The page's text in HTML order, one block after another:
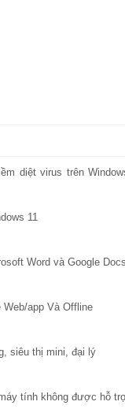
diệt virus trên
11
Word và Google
Web/app Và Offline
siêu thị mini, đại lý
tính không được hỗ